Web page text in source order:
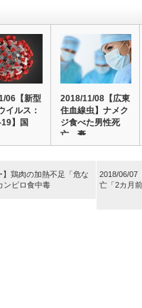
06【新型
イルス：
】国
2018/11/08【広東
住血線虫】ナメク
ジ食べた男性死
亡 豪、…
鶏肉の加熱不足「危な
ピロ食中毒
2018/06/07
亡「2カ月